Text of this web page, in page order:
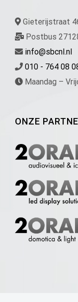
Gieterijstraat
Postbus
info@sbcnl.nl
010 - 764 08
Maandag –
ONZE